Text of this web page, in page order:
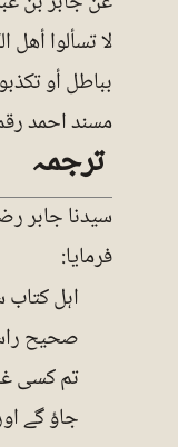
لا تسألوا
بباطل أو
مسند احمد رقم
ترجمہ
سیدنا جابر
فرمایا:
اہل
صحیح
تم کسی
جاؤ گے